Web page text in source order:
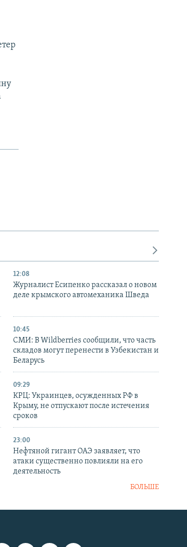
12:08
Журналист Есипенко рассказал о новом
деле крымского автомеханика Шведа
10:45
СМИ: В Wildberries сообщили, что часть
складов могут перенести в Узбекистан и
Беларусь
09:29
КРЦ: Украинцев, осужденных РФ в
Крыму, не отпускают после истечения
сроков
23:00
Нефтяной гигант ОАЭ заявляет, что
атаки существенно повлияли на его
деятельность
БОЛЬШЕ